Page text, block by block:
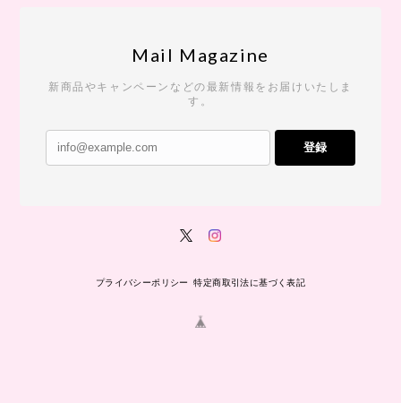
Mail Magazine
新商品やキャンペーンなどの最新情報をお届けいたしま
す。
登録
プライバシーポリシー 特定商取引法に基づく表記